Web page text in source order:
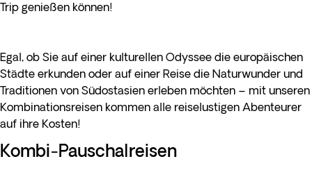
Trip genießen können!
Egal, ob Sie auf einer kulturellen Odyssee die europäischen
Städte erkunden oder auf einer Reise die Naturwunder und
Traditionen von Südostasien erleben möchten – mit unseren
Kombinationsreisen kommen alle reiselustigen Abenteurer
auf ihre Kosten!
Kombi-Pauschalreisen